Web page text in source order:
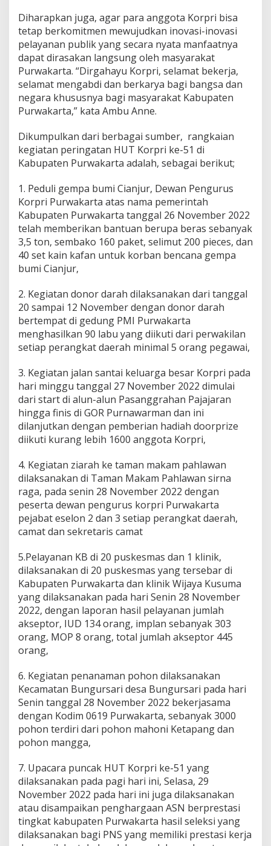
Diharapkan juga, agar para anggota Korpri bisa
tetap berkomitmen mewujudkan inovasi-inovasi
pelayanan publik yang secara nyata manfaatnya
dapat dirasakan langsung oleh masyarakat
Purwakarta. “Dirgahayu Korpri, selamat bekerja,
selamat mengabdi dan berkarya bagi bangsa dan
negara khususnya bagi masyarakat Kabupaten
Purwakarta,” kata Ambu Anne.
Dikumpulkan dari berbagai sumber, rangkaian
kegiatan peringatan HUT Korpri ke-51 di
Kabupaten Purwakarta adalah, sebagai berikut;
1. Peduli gempa bumi Cianjur, Dewan Pengurus
Korpri Purwakarta atas nama pemerintah
Kabupaten Purwakarta tanggal 26 November 2022
telah memberikan bantuan berupa beras sebanyak
3,5 ton, sembako 160 paket, selimut 200 pieces, dan
40 set kain kafan untuk korban bencana gempa
bumi Cianjur,
2. Kegiatan donor darah dilaksanakan dari tanggal
20 sampai 12 November dengan donor darah
bertempat di gedung PMI Purwakarta
menghasilkan 90 labu yang diikuti dari perwakilan
setiap perangkat daerah minimal 5 orang pegawai,
3. Kegiatan jalan santai keluarga besar Korpri pada
hari minggu tanggal 27 November 2022 dimulai
dari start di alun-alun Pasanggrahan Pajajaran
hingga finis di GOR Purnawarman dan ini
dilanjutkan dengan pemberian hadiah doorprize
diikuti kurang lebih 1600 anggota Korpri,
4. Kegiatan ziarah ke taman makam pahlawan
dilaksanakan di Taman Makam Pahlawan sirna
raga, pada senin 28 November 2022 dengan
peserta dewan pengurus korpri Purwakarta
pejabat eselon 2 dan 3 setiap perangkat daerah,
camat dan sekretaris camat
5.Pelayanan KB di 20 puskesmas dan 1 klinik,
dilaksanakan di 20 puskesmas yang tersebar di
Kabupaten Purwakarta dan klinik Wijaya Kusuma
yang dilaksanakan pada hari Senin 28 November
2022, dengan laporan hasil pelayanan jumlah
akseptor, IUD 134 orang, implan sebanyak 303
orang, MOP 8 orang, total jumlah akseptor 445
orang,
6. Kegiatan penanaman pohon dilaksanakan
Kecamatan Bungursari desa Bungursari pada hari
Senin tanggal 28 November 2022 bekerjasama
dengan Kodim 0619 Purwakarta, sebanyak 3000
pohon terdiri dari pohon mahoni Ketapang dan
pohon mangga,
7. Upacara puncak HUT Korpri ke-51 yang
dilaksanakan pada pagi hari ini, Selasa, 29
November 2022 pada hari ini juga dilaksanakan
atau disampaikan penghargaan ASN berprestasi
tingkat kabupaten Purwakarta hasil seleksi yang
dilaksanakan bagi PNS yang memiliki prestasi kerja